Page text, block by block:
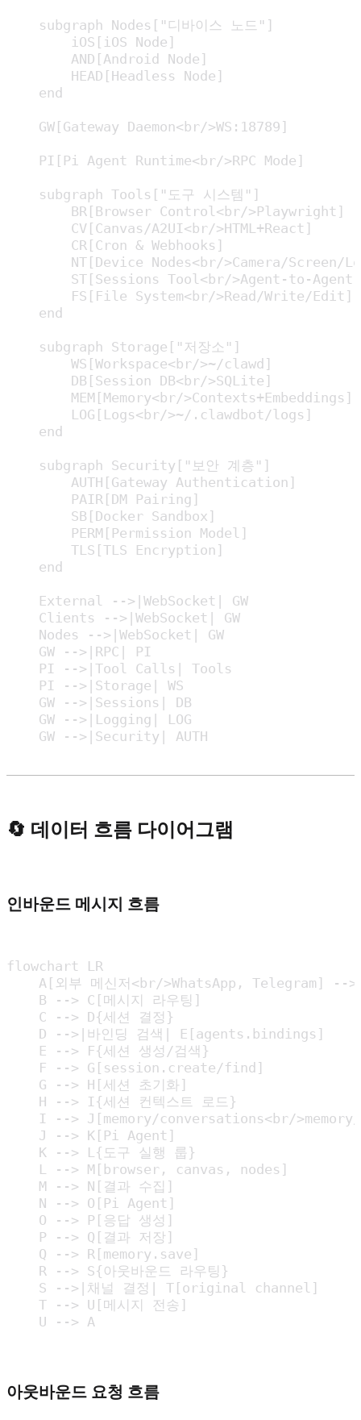
    subgraph Nodes["디바이스 노드"]
        iOS[iOS Node]
        AND[Android Node]
        HEAD[Headless Node]
    end
    GW[Gateway Daemon<br/>WS:18789]
    PI[Pi Agent Runtime<br/>RPC Mode]
    subgraph Tools["도구 시스템"]
        BR[Browser Control<br/>Playwright]
        CV[Canvas/A2UI<br/>HTML+React]
        CR[Cron & Webhooks]
NT[Device Nodes<br/>Camera/Screen/
        ST[Sessions Tool<br/>Agent-to-Agent]
        FS[File System<br/>Read/Write/Edit]
    end
    subgraph Storage["저장소"]
        WS[Workspace<br/>~/clawd]
        DB[Session DB<br/>SQLite]
        MEM[Memory<br/>Contexts+Embeddings]
        LOG[Logs<br/>~/.clawdbot/logs]
    end
    subgraph Security["보안 계층"]
        AUTH[Gateway Authentication]
        PAIR[DM Pairing]
        SB[Docker Sandbox]
        PERM[Permission Model]
        TLS[TLS Encryption]
    end
    External -->|WebSocket| GW
    Clients -->|WebSocket| GW
    Nodes -->|WebSocket| GW
    GW -->|RPC| PI
    PI -->|Tool Calls| Tools
    PI -->|Storage| WS
    GW -->|Sessions| DB
    GW -->|Logging| LOG
    GW -->|Security| AUTH
🔄 데이터 흐름 다이어그램
인바운드 메시지 흐름
flowchart LR
A[외부 메신저<br/>WhatsApp, Telegram] --
    B --> C[메시지 라우팅]
    C --> D{세션 결정}
    D -->|바인딩 검색| E[agents.bindings]
    E --> F{세션 생성/검색}
    F --> G[session.create/find]
    G --> H[세션 초기화]
    H --> I{세션 컨텍스트 로드}
I --> J[memory/conversations<br/
    J --> K[Pi Agent]
    K --> L{도구 실행 룹}
    L --> M[browser, canvas, nodes]
    M --> N[결과 수집]
    N --> O[Pi Agent]
    O --> P[응답 생성]
    P --> Q[결과 저장]
    Q --> R[memory.save]
    R --> S{아웃바운드 라우팅}
    S -->|채널 결정| T[original channel]
    T --> U[메시지 전송]
    U --> A
아웃바운드 요청 흐름